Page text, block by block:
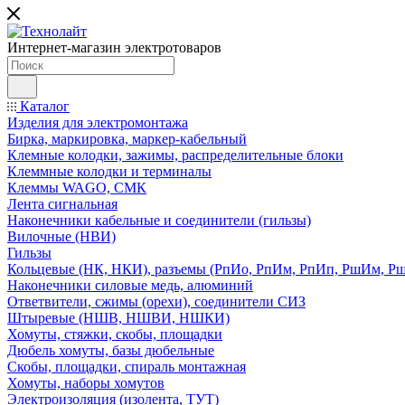
Интернет-магазин электротоваров
Каталог
Изделия для электромонтажа
Бирка, маркировка, маркер-кабельный
Клемные колодки, зажимы, распределительные блоки
Клеммные колодки и терминалы
Клеммы WAGO, СМК
Лента сигнальная
Наконечники кабельные и соединители (гильзы)
Вилочные (НВИ)
Гильзы
Кольцевые (НК, НКИ), разъемы (РпИо, РпИм, РпИп, РшИм,
Наконечники силовые медь, алюминий
Ответвители, сжимы (орехи), соединители СИЗ
Штыревые (НШВ, НШВИ, НШКИ)
Хомуты, стяжки, скобы, площадки
Дюбель хомуты, базы дюбельные
Скобы, площадки, спираль монтажная
Хомуты, наборы хомутов
Электроизоляция (изолента, ТУТ)